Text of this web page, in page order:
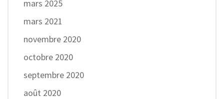
mars 2025
mars 2021
novembre 2020
octobre 2020
septembre 2020
août 2020